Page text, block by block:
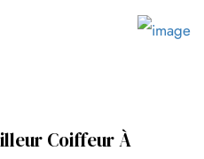
Coiffeur À